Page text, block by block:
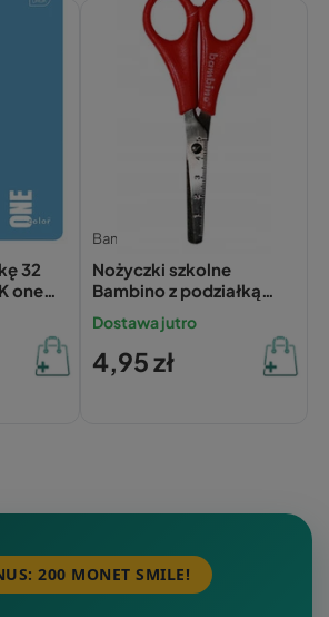
32
one
Bambino
Nożyczki szkolne
Bambino z podziałką
bezpieczne
Dostawa jutro
4,95 zł
200 MONET SMILE!